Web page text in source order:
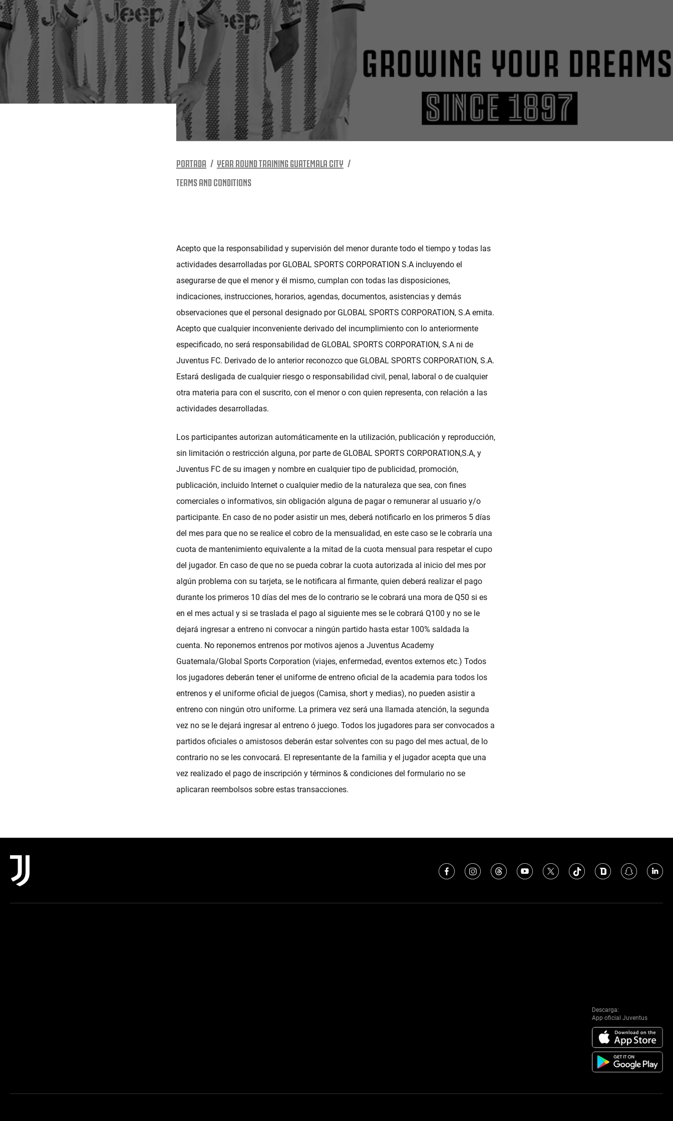
PORTADA
YEAR ROUND TRAINING GUATEMALA CITY
TERMS AND CONDITIONS
Acepto que la responsabilidad y supervisión del menor durante todo el tiempo y todas las
actividades desarrolladas por GLOBAL SPORTS CORPORATION S.A incluyendo el
asegurarse de que el menor y él mismo, cumplan con todas las disposiciones,
indicaciones, instrucciones, horarios, agendas, documentos, asistencias y demás
observaciones que el personal designado por GLOBAL SPORTS CORPORATION, S.A emita.
Acepto que cualquier inconveniente derivado del incumplimiento con lo anteriormente
especificado, no será responsabilidad de GLOBAL SPORTS CORPORATION, S.A ni de
Juventus FC. Derivado de lo anterior reconozco que GLOBAL SPORTS CORPORATION, S.A.
Estará desligada de cualquier riesgo o responsabilidad civil, penal, laboral o de cualquier
otra materia para con el suscrito, con el menor o con quien representa, con relación a las
actividades desarrolladas.
Los participantes autorizan automáticamente en la utilización, publicación y reproducción,
sin limitación o restricción alguna, por parte de GLOBAL SPORTS CORPORATION,S.A, y
Juventus FC de su imagen y nombre en cualquier tipo de publicidad, promoción,
publicación, incluido Internet o cualquier medio de la naturaleza que sea, con fines
comerciales o informativos, sin obligación alguna de pagar o remunerar al usuario y/o
participante. En caso de no poder asistir un mes, deberá notificarlo en los primeros 5 días
del mes para que no se realice el cobro de la mensualidad, en este caso se le cobraría una
cuota de mantenimiento equivalente a la mitad de la cuota mensual para respetar el cupo
del jugador. En caso de que no se pueda cobrar la cuota autorizada al inicio del mes por
algún problema con su tarjeta, se le notificara al firmante, quien deberá realizar el pago
durante los primeros 10 días del mes de lo contrario se le cobrará una mora de Q50 si es
en el mes actual y si se traslada el pago al siguiente mes se le cobrará Q100 y no se le
dejará ingresar a entreno ni convocar a ningún partido hasta estar 100% saldada la
cuenta. No reponemos entrenos por motivos ajenos a Juventus Academy
Guatemala/Global Sports Corporation (viajes, enfermedad, eventos externos etc.) Todos
los jugadores deberán tener el uniforme de entreno oficial de la academia para todos los
entrenos y el uniforme oficial de juegos (Camisa, short y medias), no pueden asistir a
entreno con ningún otro uniforme. La primera vez será una llamada atención, la segunda
vez no se le dejará ingresar al entreno ó juego. Todos los jugadores para ser convocados a
partidos oficiales o amistosos deberán estar solventes con su pago del mes actual, de lo
contrario no se les convocará. El representante de la familia y el jugador acepta que una
vez realizado el pago de inscripción y términos & condiciones del formulario no se
aplicaran reembolsos sobre estas transacciones.
Descarga:
App oficial Juventus